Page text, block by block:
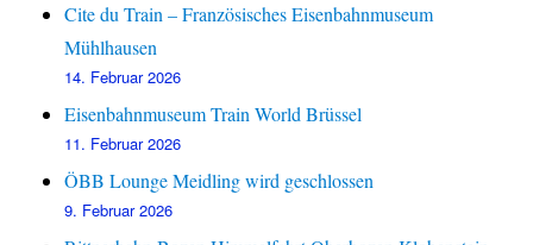
Cite du Train – Französisches Eisenbahnmuseum
Mühlhausen
14. Februar 2026
Eisenbahnmuseum Train World Brüssel
11. Februar 2026
ÖBB Lounge Meidling wird geschlossen
9. Februar 2026